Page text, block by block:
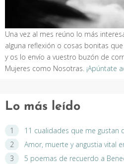
Una vez al mes reúno lo más
alguna reflexión o cosas bonitas
y os lo envío a vuestro buzón de
Mujeres como Nosotras. ¡Apúntate
Lo más leído
11 cualidades que me gustan
Amor, muerte y angustia vital
5 poemas de recuerdo a